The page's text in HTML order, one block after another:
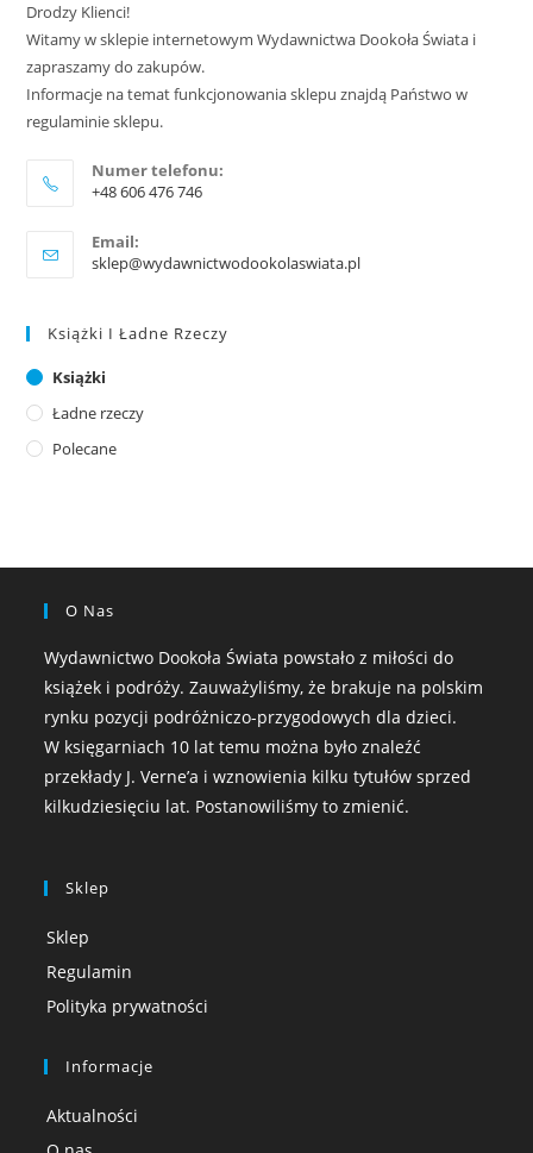
Drodzy Klienci!
Witamy w sklepie internetowym Wydawnictwa Dookoła Świata i
zapraszamy do zakupów.
Informacje na temat funkcjonowania sklepu znajdą Państwo w
regulaminie sklepu.
Numer telefonu:
+48 606 476 746
Email:
sklep@wydawnictwodookolaswiata.pl
Książki I Ładne Rzeczy
Książki
Ładne rzeczy
Polecane
O Nas
Wydawnictwo Dookoła Świata powstało z miłości do
książek i podróży. Zauważyliśmy, że brakuje na polskim
rynku pozycji podróżniczo-przygodowych dla dzieci.
W księgarniach 10 lat temu można było znaleźć
przekłady J. Verne’a i wznowienia kilku tytułów sprzed
kilkudziesięciu lat. Postanowiliśmy to zmienić.
Sklep
Sklep
Regulamin
Polityka prywatności
Informacje
Aktualności